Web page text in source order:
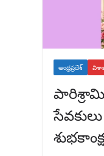
ఆంధ్రప్రదేశ్